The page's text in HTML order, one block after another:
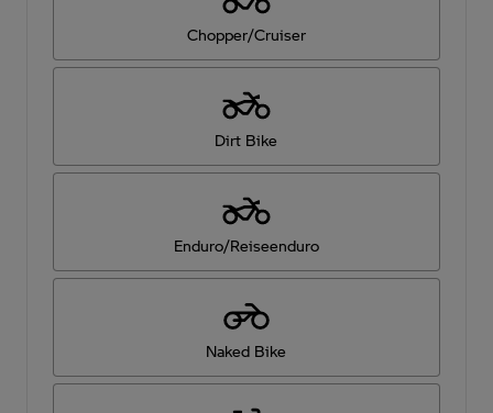
Chopper/Cruiser
Dirt Bike
Enduro/Reiseenduro
Naked Bike